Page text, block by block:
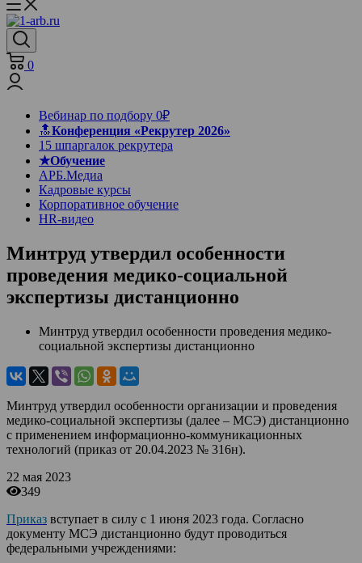
0
Вебинар по подбору 0₽
🔝Конференция «Рекрутер 2026»
15 шпаргалок рекрутера
★Обучение
АРБ.Медиа
Кадровые курсы
Корпоративное обучение
HR-видео
Минтруд утвердил особенности
проведения медико-социальной
экспертизы дистанционно
Минтруд утвердил особенности проведения медико-
социальной экспертизы дистанционно
Минтруд утвердил особенности организации и проведения
медико-социальной экспертизы (далее – МСЭ) дистанционно
с применением информационно-коммуникационных
технологий (приказ от 20.04.2023 № 316н).
22 мая 2023
349
Приказ вступает в силу с 1 июня 2023 года. Согласно
документу МСЭ дистанционно будут проводиться
федеральными учреждениями: